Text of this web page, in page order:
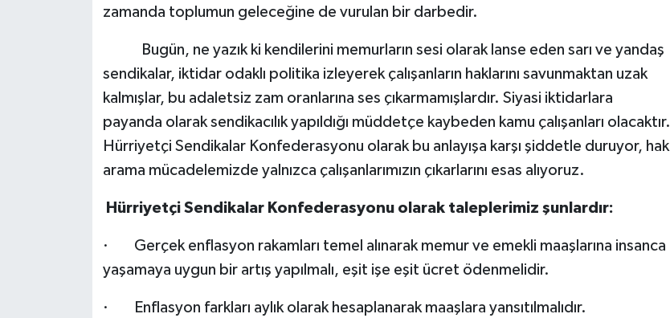
zamanda toplumun geleceğine de vurulan bir darbedir.
Bugün, ne yazık ki kendilerini memurların sesi olarak lanse eden sarı ve yandaş
sendikalar, iktidar odaklı politika izleyerek çalışanların haklarını savunmaktan uzak
kalmışlar, bu adaletsiz zam oranlarına ses çıkarmamışlardır. Siyasi iktidarlara
payanda olarak sendikacılık yapıldığı müddetçe kaybeden kamu çalışanları olacaktır.
Hürriyetçi Sendikalar Konfederasyonu olarak bu anlayışa karşı şiddetle duruyor, hak
arama mücadelemizde yalnızca çalışanlarımızın çıkarlarını esas alıyoruz.
Hürriyetçi Sendikalar Konfederasyonu olarak taleplerimiz şunlardır:
· Gerçek enflasyon rakamları temel alınarak memur ve emekli maaşlarına insanca
yaşamaya uygun bir artış yapılmalı, eşit işe eşit ücret ödenmelidir.
· Enflasyon farkları aylık olarak hesaplanarak maaşlara yansıtılmalıdır.